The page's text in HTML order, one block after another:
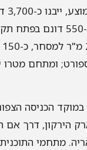
ומתחם
הכניסה
הירקון, דרך אם
מתחמי